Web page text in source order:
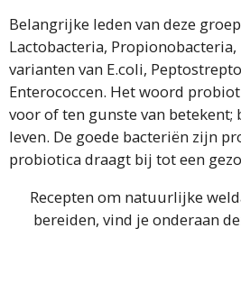
Belangrijke leden van deze
Lactobacteria,
varianten van E.coli,
Enterococcen. Het woord
voor of ten gunste van betekent;
leven. De goede bacteriën zijn
probiotica draagt bij tot een
Recepten om natuurlijke
bereiden, vind je onderaan